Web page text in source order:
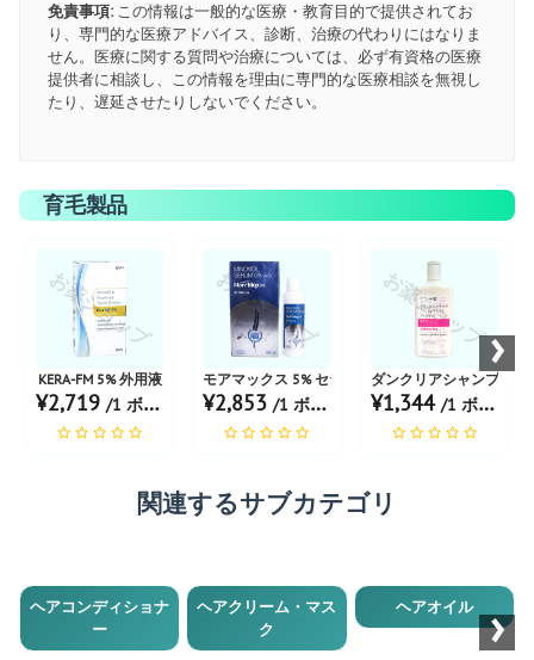
免責事項: この情報は一般的な医療・教育目的で提供されてお
り、専門的な医療アドバイス、診断、治療の代わりにはなりま
せん。医療に関する質問や治療については、必ず有資格の医療
提供者に相談し、この情報を理由に専門的な医療相談を無視し
たり、遅延させたりしないでください。
育毛製品
お薬ショップ
KERA-FM 5% 外用液
¥2,719 /1 ボトル あたり
お薬ショップ
モアマックス 5% セラム
¥2,853/1 ボトル あたり
お薬ショップ
ダンクリアシャンプー
¥1,344 /1 ボトル あたり
›
関連するサブカテゴリ
ヘアコンディショナ
ー
ヘアクリーム・マス
ク
ヘアオイル ›